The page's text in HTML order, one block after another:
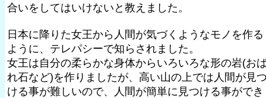
合いをしてはいけないと教えました。
日本に降りた女王から人間が気づくようなモノを作る
ように、テレパシーで知らされました。
女王は自分の柔らかな身体からいろいろな形の岩(お
れ石など)を作りましたが、高い山の上では人間が見
ける事が難しいので、人間が簡単に見つける事ができ